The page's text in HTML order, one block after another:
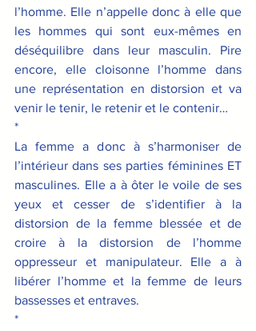
l’homme. Elle n’appelle donc à elle que
les hommes qui sont eux-mêmes en
déséquilibre dans leur masculin. Pire
encore, elle cloisonne l’homme dans
une représentation en distorsion et va
venir le tenir, le retenir et le contenir…
*
La femme a donc à s’harmoniser de
l’intérieur dans ses parties féminines ET
masculines. Elle a à ôter le voile de ses
yeux et cesser de s’identifier à la
distorsion de la femme blessée et de
croire à la distorsion de l’homme
oppresseur et manipulateur. Elle a à
libérer l’homme et la femme de leurs
bassesses et entraves.
*